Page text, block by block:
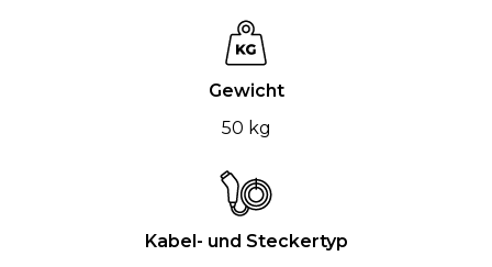
Gewicht
50 kg
Kabel- und Steckertyp